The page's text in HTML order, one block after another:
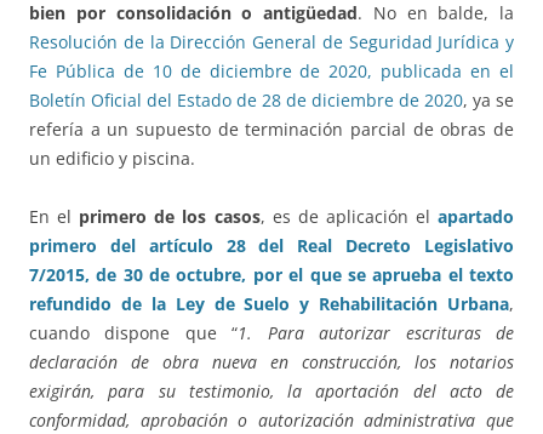
bien por consolidación o antigüedad. No en balde, la
Resolución de la Dirección General de Seguridad Jurídica y
Fe Pública de 10 de diciembre de 2020, publicada en el
Boletín Oficial del Estado de 28 de diciembre de 2020, ya se
refería a un supuesto de terminación parcial de obras de
un edificio y piscina.
En el primero de los casos, es de aplicación elapartado
primero del artículo 28 del Real Decreto Legislativo
7/2015, de 30 de octubre, por el que se aprueba el texto
refundido de la Ley de Suelo y Rehabilitación Urbana,
cuando dispone que “1. Para autorizar escrituras de
declaración de obra nueva en construcción, los notarios
exigirán, para su testimonio, la aportación del acto de
conformidad, aprobación o autorización administrativa que